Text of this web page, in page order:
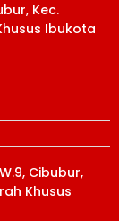
Kec.
Ibukota
Cibubur,
Khusus